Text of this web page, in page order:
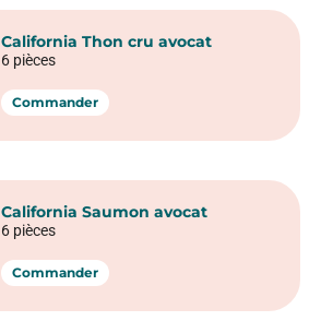
California Thon cru avocat
6 pièces
Commander
California Saumon avocat
6 pièces
Commander